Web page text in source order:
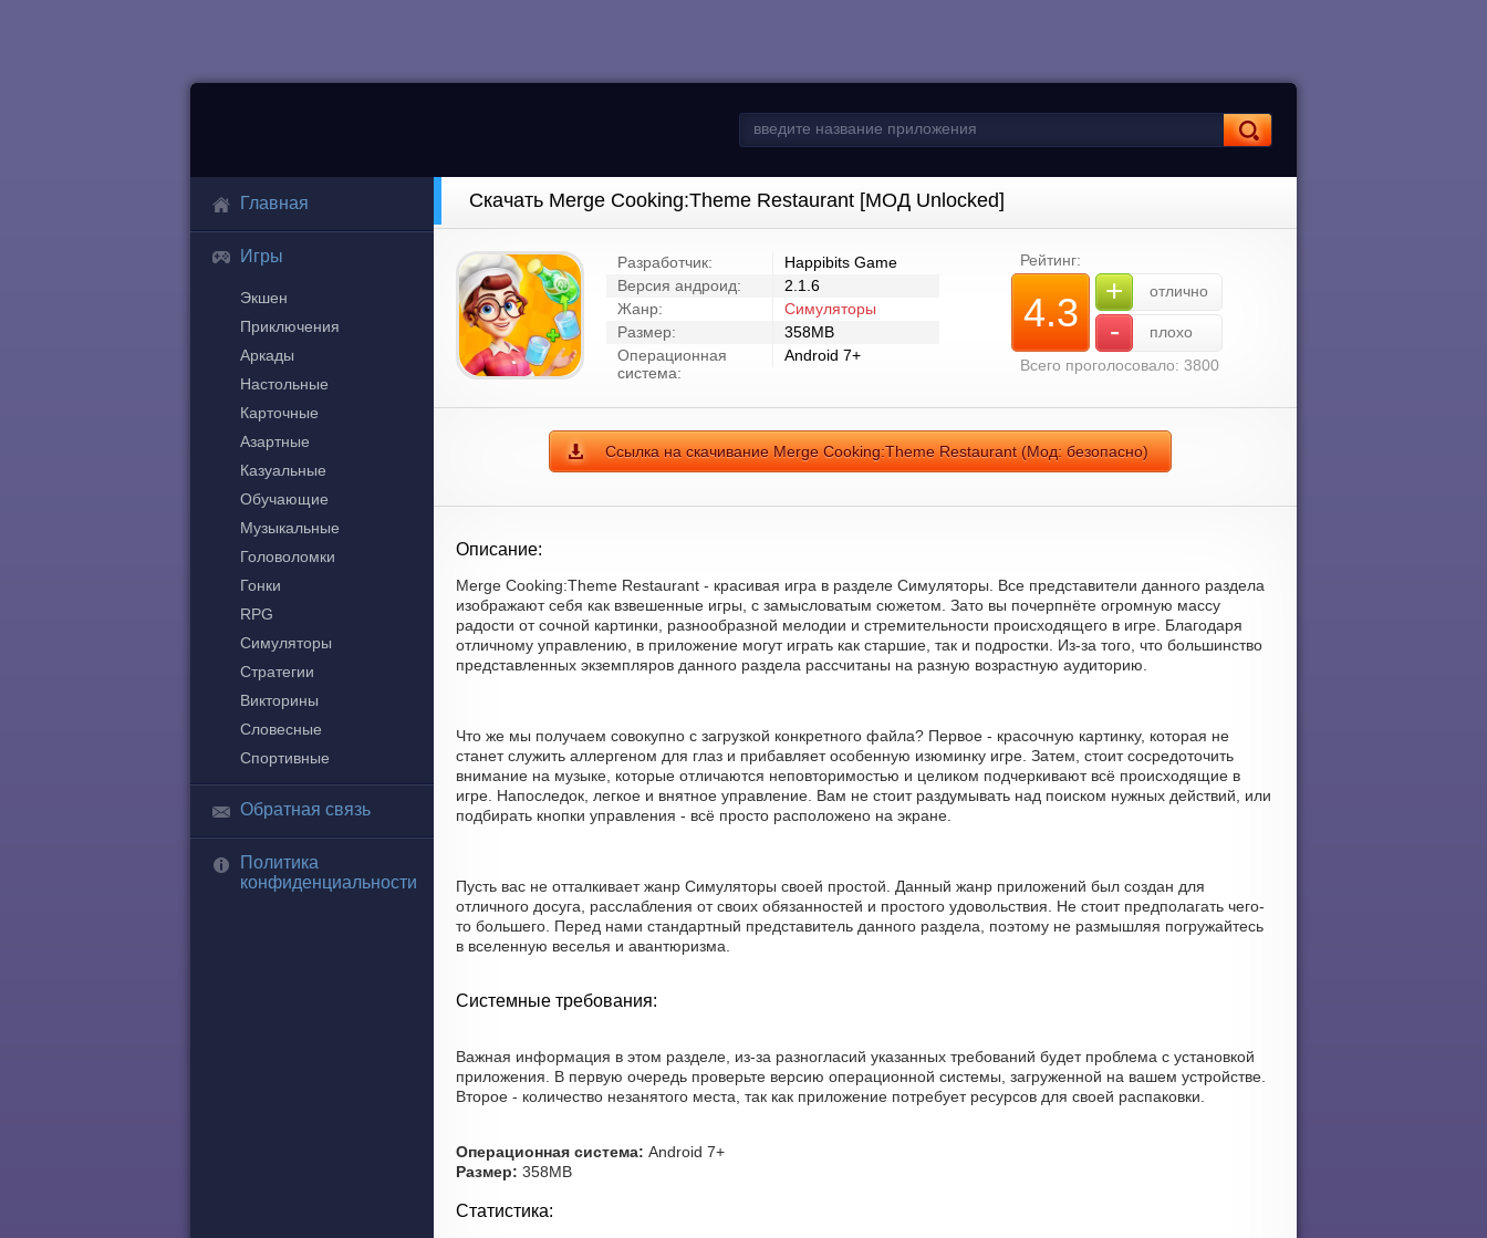
Главная
Игры
Экшен
Приключения
Аркады
Настольные
Карточные
Азартные
Казуальные
Обучающие
Музыкальные
Головоломки
Гонки
RPG
Симуляторы
Стратегии
Викторины
Словесные
Спортивные
Обратная связь
Политика
конфиденциальности
Скачать Merge Cooking:Theme Restaurant [МОД Unlocked]
Разработчик:
Happibits Game
Версия андроид:
2.1.6
Жанр:
Симуляторы
Размер:
358MB
Операционная
система:
Android 7+
Рейтинг:
4.3 + отлично
-
плохо
Всего проголосовало: 3800
Ссылка на скачивание Merge Cooking:Theme Restaurant (Мод: безопасно)
Описание:
Merge Cooking:Theme Restaurant - красивая игра в разделе Симуляторы. Все представители данного раздела
изображают себя как взвешенные игры, с замысловатым сюжетом. Зато вы почерпнёте огромную массу
радости от сочной картинки, разнообразной мелодии и стремительности происходящего в игре. Благодаря
отличному управлению, в приложение могут играть как старшие, так и подростки. Из-за того, что большинство
представленных экземпляров данного раздела рассчитаны на разную возрастную аудиторию.
Что же мы получаем совокупно с загрузкой конкретного файла? Первое - красочную картинку, которая не
станет служить аллергеном для глаз и прибавляет особенную изюминку игре. Затем, стоит сосредоточить
внимание на музыке, которые отличаются неповторимостью и целиком подчеркивают всё происходящие в
игре. Напоследок, легкое и внятное управление. Вам не стоит раздумывать над поиском нужных действий, или
подбирать кнопки управления - всё просто расположено на экране.
Пусть вас не отталкивает жанр Симуляторы своей простой. Данный жанр приложений был создан для
отличного досуга, расслабления от своих обязанностей и простого удовольствия. Не стоит предполагать чего-
то большего. Перед нами стандартный представитель данного раздела, поэтому не размышляя погружайтесь
в вселенную веселья и авантюризма.
Системные требования:
Важная информация в этом разделе, из-за разногласий указанных требований будет проблема с установкой
приложения. В первую очередь проверьте версию операционной системы, загруженной на вашем устройстве.
Второе - количество незанятого места, так как приложение потребует ресурсов для своей распаковки.
Операционная система: Android 7+
Размер: 358MB
Статистика: